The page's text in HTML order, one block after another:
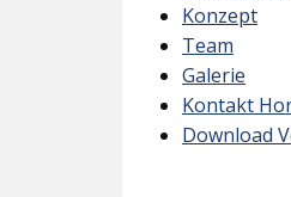
Konzept
Team
Galerie
Kontakt
Download